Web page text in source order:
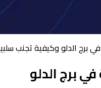
برج الدلو وكيفية تجنب
برج الدلو